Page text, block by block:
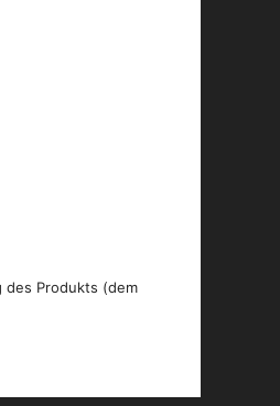
des Produkts (dem